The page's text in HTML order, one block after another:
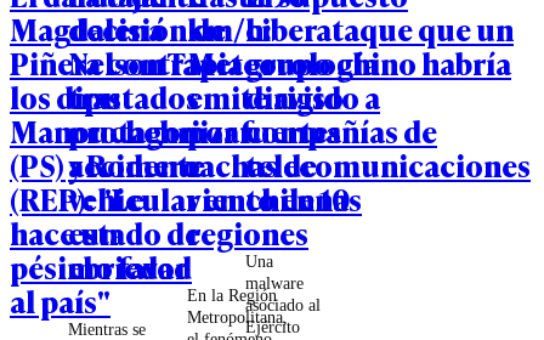
Magdalena
Piñera contra
los diputados
Manouchehri
(PS) y Romero
(REP): "Le
hace un
pésimo favor
al país"
decisión de
Nelson Tapia
tras
protagonizar
accidente
vehicular en
estado de
ebriedad
Mientras se
km/h:
Meteorología
emite aviso
por fuertes
rachas de
viento en 10
regiones
En la Región
Metropolitana,
ciberataque que un
grupo chino habría
dirigido a
compañías de
telecomunicaciones
chilenas
Una
malware
asociado al
Ejército